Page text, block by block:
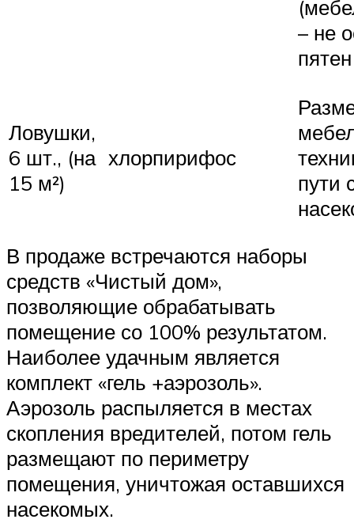
– не
пятен
Ловушки,
6 шт., (на
15 м²)
хлорпирифос
пути
В продаже встречаются наборы
средств «Чистый дом»,
позволяющие обрабатывать
помещение со 100% результатом.
Наиболее удачным является
комплект «гель +аэрозоль».
Аэрозоль распыляется в местах
скопления вредителей, потом гель
размещают по периметру
помещения, уничтожая оставшихся
насекомых.